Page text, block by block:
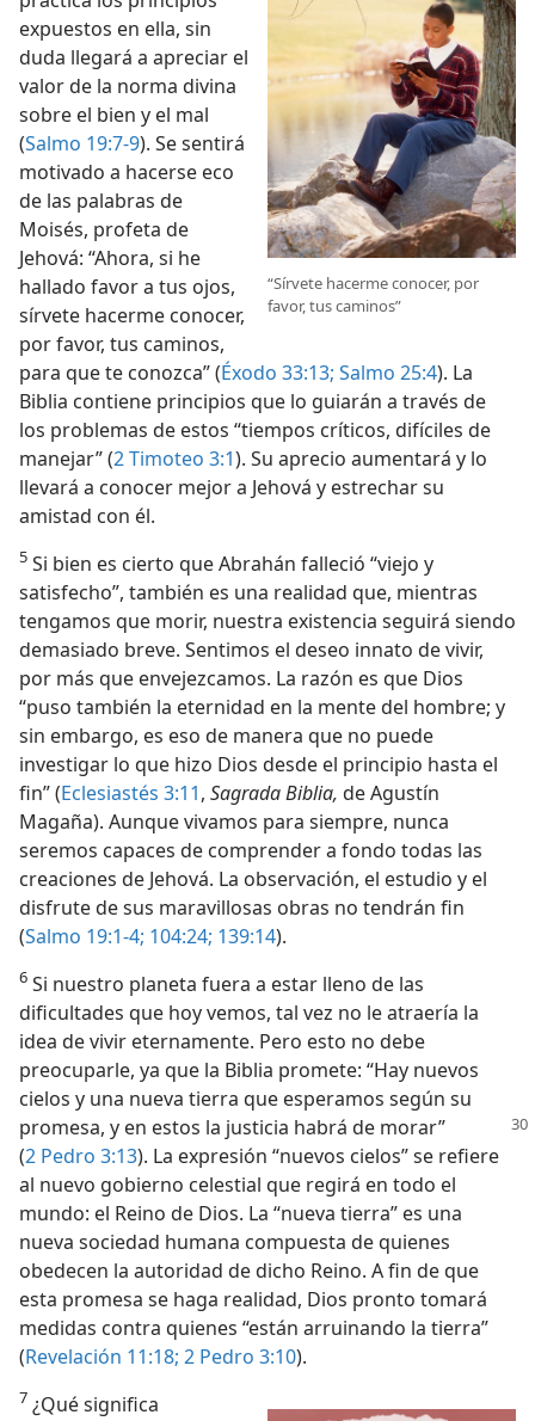
“Sírvete hacerme conocer, por
favor, tus caminos”
expuestos en ella, sin
duda llegará a apreciar el
valor de la norma divina
sobre el bien y el mal
(Salmo 19:7-9). Se sentirá
motivado a hacerse eco
de las palabras de
Moisés, profeta de
Jehová: “Ahora, si he
hallado favor a tus ojos,
sírvete hacerme conocer,
por favor, tus caminos,
para que te conozca” (Éxodo 33:13; Salmo 25:4). La
Biblia contiene principios que lo guiarán a través de
los problemas de estos “tiempos críticos, difíciles de
manejar” (2 Timoteo 3:1). Su aprecio aumentará y lo
llevará a conocer mejor a Jehová y estrechar su
amistad con él.
5 Si bien es cierto que Abrahán falleció “viejo y
satisfecho”, también es una realidad que, mientras
tengamos que morir, nuestra existencia seguirá siendo
demasiado breve. Sentimos el deseo innato de vivir,
por más que envejezcamos. La razón es que Dios
“puso también la eternidad en la mente del hombre; y
sin embargo, es eso de manera que no puede
investigar lo que hizo Dios desde el principio hasta el
fin” (Eclesiastés 3:11, Sagrada Biblia, de Agustín
Magaña). Aunque vivamos para siempre, nunca
seremos capaces de comprender a fondo todas las
creaciones de Jehová. La observación, el estudio y el
disfrute de sus maravillosas obras no tendrán fin
(Salmo 19:1-4; 104:24; 139:14).
6 Si nuestro planeta fuera a estar lleno de las
dificultades que hoy vemos, tal vez no le atraería la
idea de vivir eternamente. Pero esto no debe
preocuparle, ya que la Biblia promete: “Hay nuevos
cielos y una nueva tierra que esperamos según su
promesa, y en estos la justicia habrá de morar”
(2 Pedro 3:13). La expresión “nuevos cielos” se refiere
al nuevo gobierno celestial que regirá en todo el
mundo: el Reino de Dios. La “nueva tierra” es una
nueva sociedad humana compuesta de quienes
obedecen la autoridad de dicho Reino. A fin de que
esta promesa se haga realidad, Dios pronto tomará
medidas contra quienes “están arruinando la tierra”
(Revelación 11:18; 2 Pedro 3:10).
7 ¿Qué significa